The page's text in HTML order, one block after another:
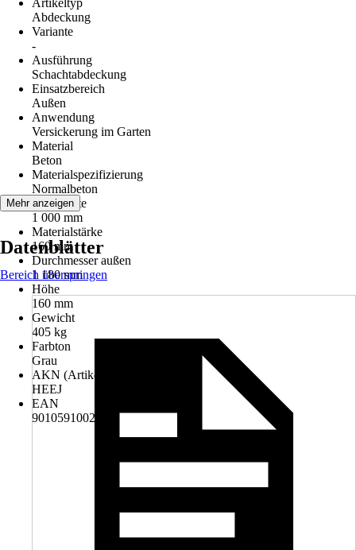
Artikeltyp
Abdeckung
Variante
-
Ausführung
Schachtabdeckung
Einsatzbereich
Außen
Anwendung
Versickerung im Garten
Material
Beton
Materialspezifizierung
Normalbeton
Nennweite
1 000 mm
Materialstärke
160 mm
Durchmesser außen
1 180 mm
Höhe
160 mm
Gewicht
405 kg
Farbton
Grau
AKN (Artikelkurznummer)
HEEJ
EAN
9010591002421
Mehr anzeigen
Datenblätter
Bereich überspringen